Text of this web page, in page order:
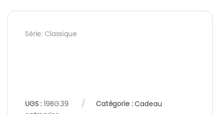
Série: Classique
UGS :19BG.39 Catégorie :Cadeau